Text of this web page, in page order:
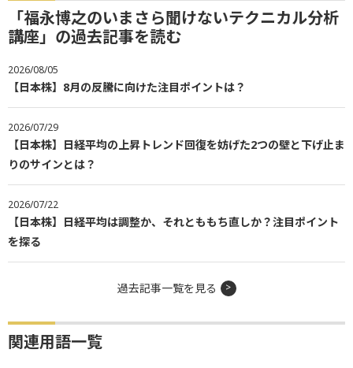
「福永博之のいまさら聞けないテクニカル分析
講座」の過去記事を読む
2026/08/05
【日本株】8月の反騰に向けた注目ポイントは？
2026/07/29
【日本株】日経平均の上昇トレンド回復を妨げた2つの壁と下げ止ま
りのサインとは？
2026/07/22
【日本株】日経平均は調整か、それとももち直しか？注目ポイント
を探る
過去記事一覧を見る
関連用語一覧